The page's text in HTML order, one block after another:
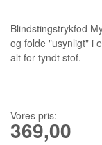
Blindstingstrykfod
og folde "usynligt" i
alt for tyndt stof.
Vores pris:
369,00